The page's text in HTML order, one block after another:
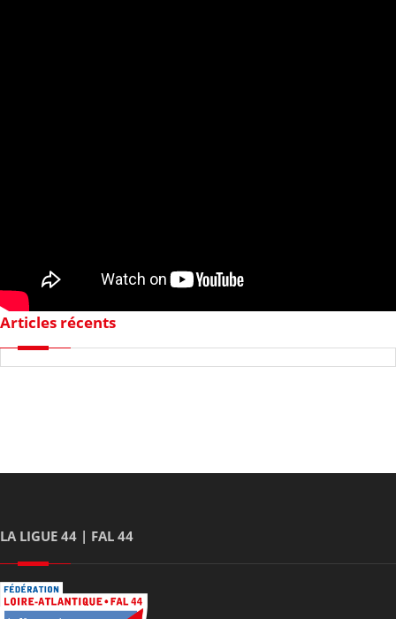
Articles récents
LA LIGUE 44 | FAL 44